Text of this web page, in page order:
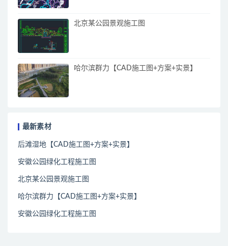
北京某公园景观施工图
哈尔滨群力【CAD施工图+方案+实景】
最新素材
后滩湿地【CAD施工图+方案+实景】
安徽公园绿化工程施工图
北京某公园景观施工图
哈尔滨群力【CAD施工图+方案+实景】
安徽公园绿化工程施工图